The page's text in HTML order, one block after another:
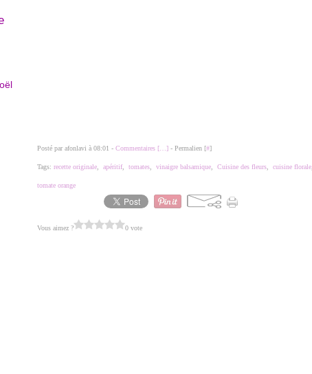
Posté par afonlavi à 08:01 - Commentaires [ ] - Permalien [#]
Tags: recette originale apéritif, tomates vinaigre balsamique Cuisine des fleurs cuisine florale
tomate orange
Vous aimez ? 0 vote